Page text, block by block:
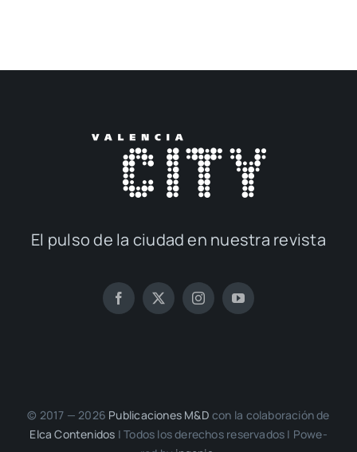
El pul­so de la ciu­dad en nues­tra revis­ta
© 2017 — 2026 Publi­ca­cio­nes M&D con la cola­bo­ra­ción de
Elca Con­te­ni­dos | Todos los dere­chos reser­va­dos | Powe­